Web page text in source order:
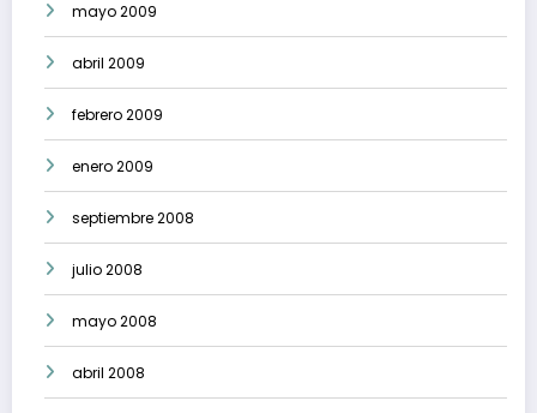
mayo 2009
abril 2009
febrero 2009
enero 2009
septiembre 2008
julio 2008
mayo 2008
abril 2008